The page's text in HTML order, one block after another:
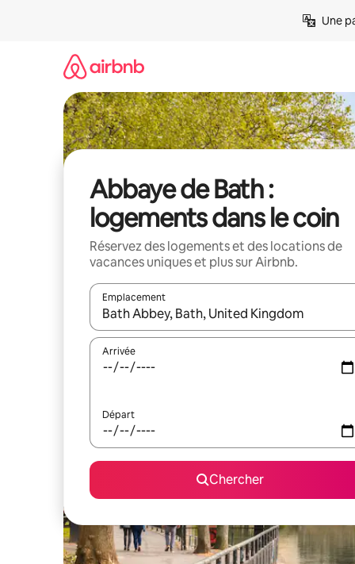
Une
Abbaye de Bath :
logements dans le coin
Réservez des logements et des locations de
vacances uniques et plus sur Airbnb.
Emplacement
Quand les résultats sont affichés, parcourez-les
Arrivée
Départ
Chercher